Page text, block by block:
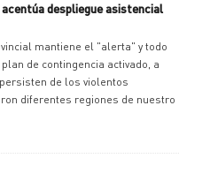
despliegue asistencial
mantiene el "alerta" y todo
de contingencia activado, a
de los violentos
diferentes regiones de nuestro